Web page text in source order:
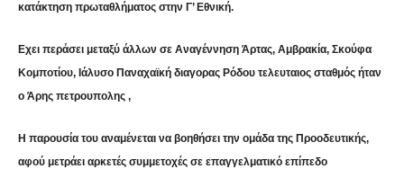
κατάκτηση πρωταθλήματος στην Γ’ Εθνική.
Εχει περάσει μεταξύ άλλων σε Αναγέννηση Άρτας, Αμβρακία, Σκούφα
Κομποτίου, Ιάλυσο Παναχαϊκή διαγορας Ρόδου τελευταιος σταθμός ήταν
ο Άρης πετρουπολης ,
Η παρουσία του αναμένεται να βοηθήσει την ομάδα της Προοδευτικής,
αφού μετράει αρκετές συμμετοχές σε επαγγελματικό επίπεδο